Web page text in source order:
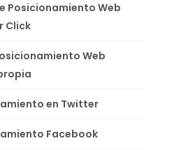
Posicionamiento Web
Click
Web
en Twitter
Facebook